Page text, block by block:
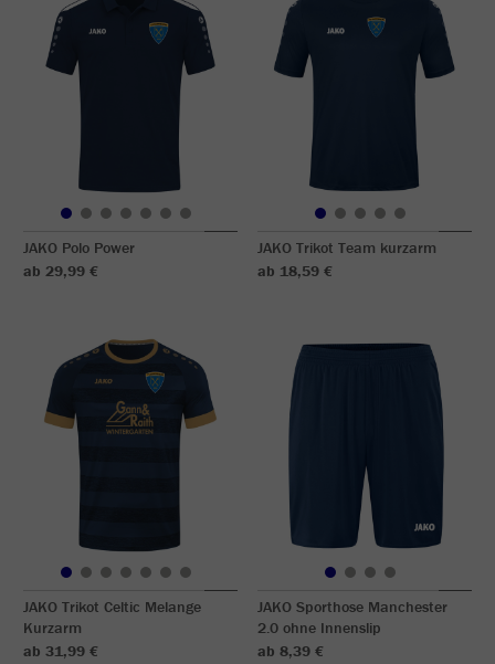
JAKO Polo Power
ab 29,99 €
JAKO Trikot Team kurzarm
ab 18,59 €
JAKO Trikot Celtic Melange
Kurzarm
ab 31,99 €
JAKO Sporthose Manchester
2.0 ohne Innenslip
ab 8,39 €